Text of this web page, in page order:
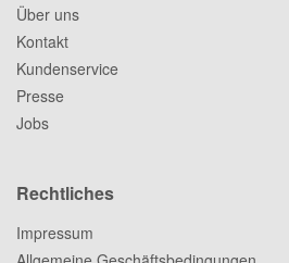
Über uns
Kontakt
Kundenservice
Presse
Jobs
Rechtliches
Impressum